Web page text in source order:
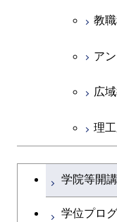
教
ア
広
理
学士課程を切り替える
学院等開
学位プロ